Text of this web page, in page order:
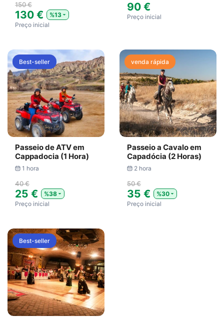
150 €
130 €
%13
Preço inicial
90 €
Preço inicial
Best-seller
Passeio de ATV em
Cappadocia (1 Hora)
1 hora
40 €
25 €
%38
Preço inicial
venda rápida
Passeio a Cavalo em
Capadócia (2 Horas)
2 hora
50 €
35 €
%30
Preço inicial
Best-seller